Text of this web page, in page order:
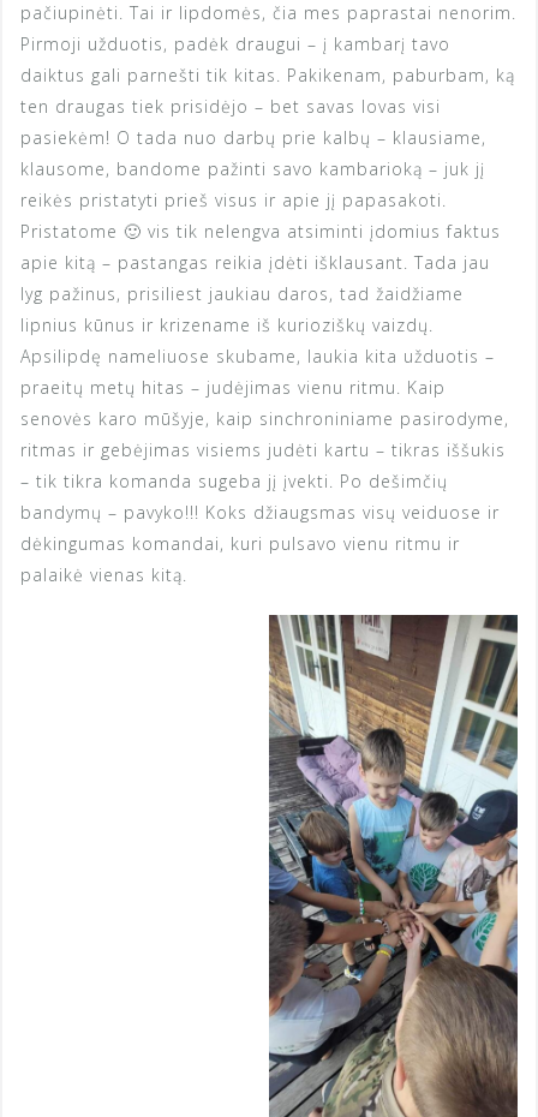
pačiupinėti. Tai ir lipdomės, čia mes paprastai nenorim.
Pirmoji užduotis, padėk draugui – į kambarį tavo
daiktus gali parnešti tik kitas. Pakikenam, paburbam, ką
ten draugas tiek prisidėjo – bet savas lovas visi
pasiekėm! O tada nuo darbų prie kalbų – klausiame,
klausome, bandome pažinti savo kambarioką – juk jį
reikės pristatyti prieš visus ir apie jį papasakoti.
Pristatome 🙂 vis tik nelengva atsiminti įdomius faktus
apie kitą – pastangas reikia įdėti išklausant. Tada jau
lyg pažinus, prisiliest jaukiau daros, tad žaidžiame
lipnius kūnus ir krizename iš kurioziškų vaizdų.
Apsilipdę nameliuose skubame, laukia kita užduotis –
praeitų metų hitas – judėjimas vienu ritmu. Kaip
senovės karo mūšyje, kaip sinchroniniame pasirodyme,
ritmas ir gebėjimas visiems judėti kartu – tikras iššukis
– tik tikra komanda sugeba jį įvekti. Po dešimčių
bandymų – pavyko!!! Koks džiaugsmas visų veiduose ir
dėkingumas komandai, kuri pulsavo vienu ritmu ir
palaikė vienas kitą.